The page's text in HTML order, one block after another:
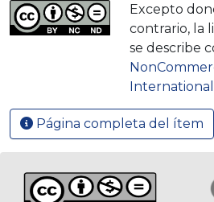
Excepto
contrario, la
se describe
International
Página completa del ítem